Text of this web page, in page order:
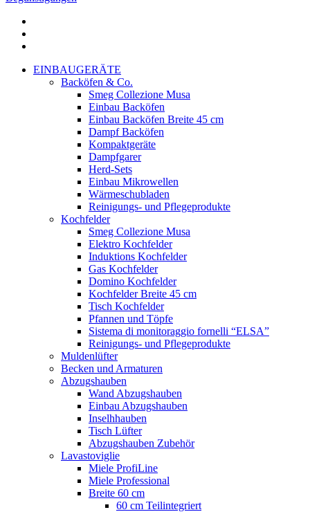
Close
EINBAUGERÄTE
Backöfen & Co.
Smeg Collezione Musa
Einbau Backöfen
Einbau Backöfen Breite 45 cm
Dampf Backöfen
Kompaktgeräte
Dampfgarer
Herd-Sets
Einbau Mikrowellen
Wärmeschubladen
Reinigungs- und Pflegeprodukte
Kochfelder
Smeg Collezione Musa
Elektro Kochfelder
Induktions Kochfelder
Gas Kochfelder
Domino Kochfelder
Kochfelder Breite 45 cm
Tisch Kochfelder
Pfannen und Töpfe
Sistema di monitoraggio fornelli “ELSA”
Reinigungs- und Pflegeprodukte
Muldenlüfter
Becken und Armaturen
Abzugshauben
Wand Abzugshauben
Einbau Abzugshauben
Inselhhauben
Tisch Lüfter
Abzugshauben Zubehör
Lavastoviglie
Miele ProfiLine
Miele Professional
Breite 60 cm
60 cm Teilintegriert